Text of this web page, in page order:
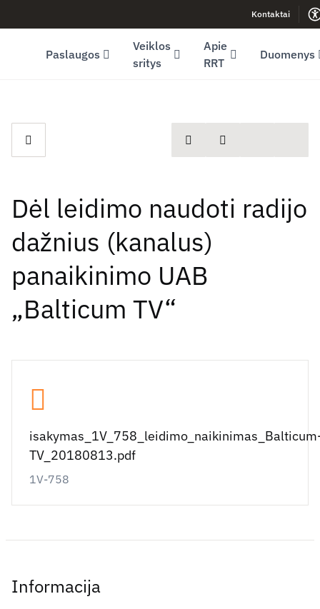
Kontaktai
Paslaugos
Veiklos
sritys
Apie
RRT
Duomenys
spausdintiDalintis
Dėl leidimo naudoti radijo
dažnius (kanalus)
panaikinimo UAB
„Balticum TV“
TV_20180813.pdf
1V-758
Informacija